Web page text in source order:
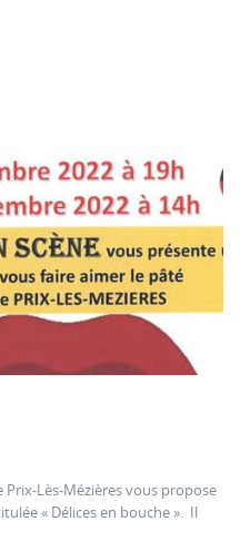
Prix-Lès-Mézières vous propose
« Délices en bouche ». Il